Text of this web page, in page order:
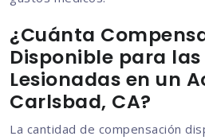
¿Cuánta
Disponible para
Lesionadas en un
Carlsbad, CA?
La cantidad de compensación